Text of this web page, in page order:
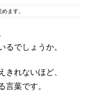
めます。
るでしょうか。
きれないほど、
言葉です。